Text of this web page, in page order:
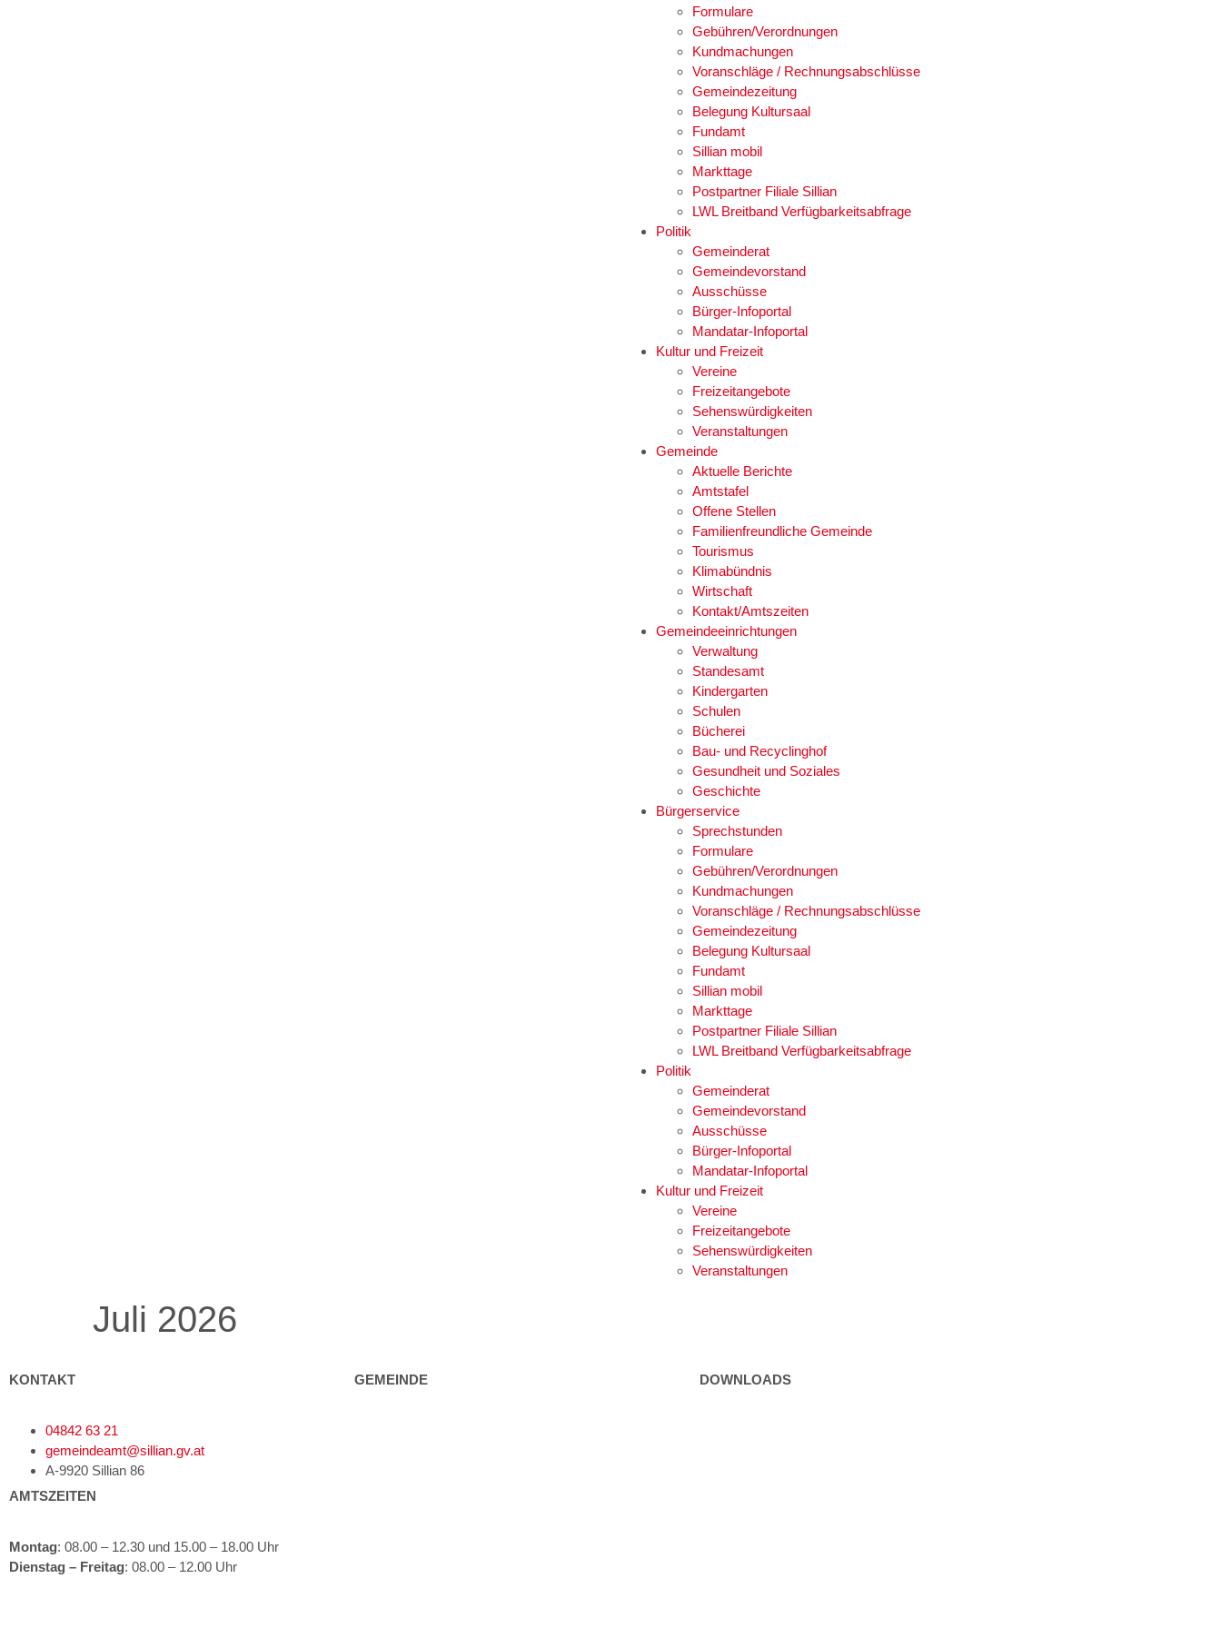
Formulare
Gebühren/Verordnungen
Kundmachungen
Voranschläge / Rechnungsabschlüsse
Gemeindezeitung
Belegung Kultursaal
Fundamt
Sillian mobil
Markttage
Postpartner Filiale Sillian
LWL Breitband Verfügbarkeitsabfrage
Politik
Gemeinderat
Gemeindevorstand
Ausschüsse
Bürger-Infoportal
Mandatar-Infoportal
Kultur und Freizeit
Vereine
Freizeitangebote
Sehenswürdigkeiten
Veranstaltungen
Gemeinde
Aktuelle Berichte
Amtstafel
Offene Stellen
Familienfreundliche Gemeinde
Tourismus
Klimabündnis
Wirtschaft
Kontakt/Amtszeiten
Gemeindeeinrichtungen
Verwaltung
Standesamt
Kindergarten
Schulen
Bücherei
Bau- und Recyclinghof
Gesundheit und Soziales
Geschichte
Bürgerservice
Sprechstunden
Formulare
Gebühren/Verordnungen
Kundmachungen
Voranschläge / Rechnungsabschlüsse
Gemeindezeitung
Belegung Kultursaal
Fundamt
Sillian mobil
Markttage
Postpartner Filiale Sillian
LWL Breitband Verfügbarkeitsabfrage
Politik
Gemeinderat
Gemeindevorstand
Ausschüsse
Bürger-Infoportal
Mandatar-Infoportal
Kultur und Freizeit
Vereine
Freizeitangebote
Sehenswürdigkeiten
Veranstaltungen
Juli 2026
KONTAKT
04842 63 21
gemeindeamt@sillian.gv.at
A-9920 Sillian 86
AMTSZEITEN
Montag: 08.00 – 12.30 und 15.00 – 18.00 Uhr
Dienstag – Freitag: 08.00 – 12.00 Uhr
GEMEINDE DOWNLOADS